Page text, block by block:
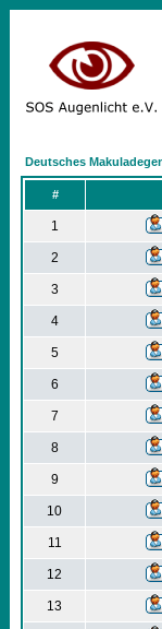
Deutsches
#
1
2
3
4
5
6
7
8
9
10
11
12
13